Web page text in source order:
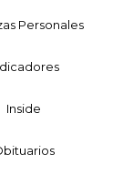
Personales
Inside